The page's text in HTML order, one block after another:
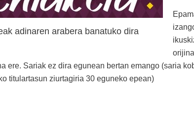
adinaren arabera banatuko dira
ere. Sariak ez dira egunean bertan emango (saria
titulartasun ziurtagiria 30 eguneko epean)